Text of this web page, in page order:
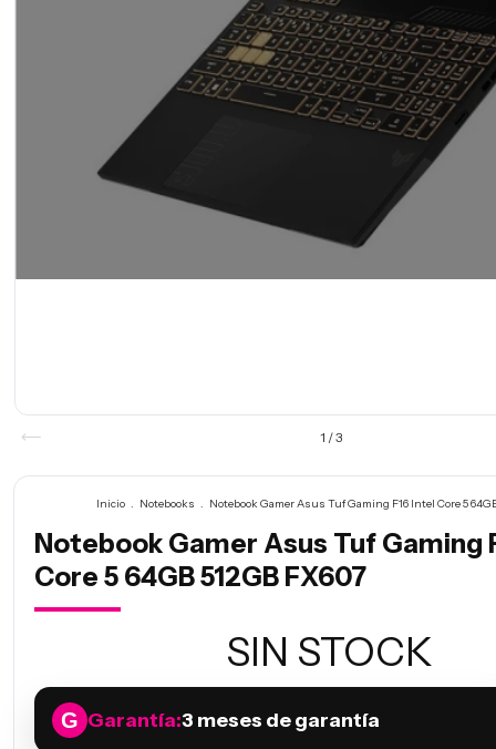
1 /3
Inicio . Notebooks . Notebook Gamer Asus Tuf Gaming F16 Intel Core 5
Notebook Gamer Asus Tuf Gaming
Core 5 64GB 512GB FX607
SIN STOCK
Garantía:3 meses de garantía